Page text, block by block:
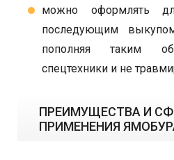
можно оформлять
последующим
пополняя таким
спецтехники и не
ПРЕИМУЩЕСТВА И
ПРИМЕНЕНИЯ